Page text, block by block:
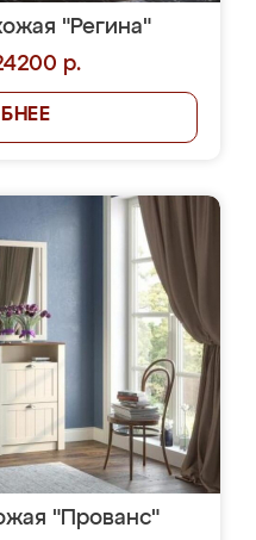
"Регина"
р.
"Прованс"